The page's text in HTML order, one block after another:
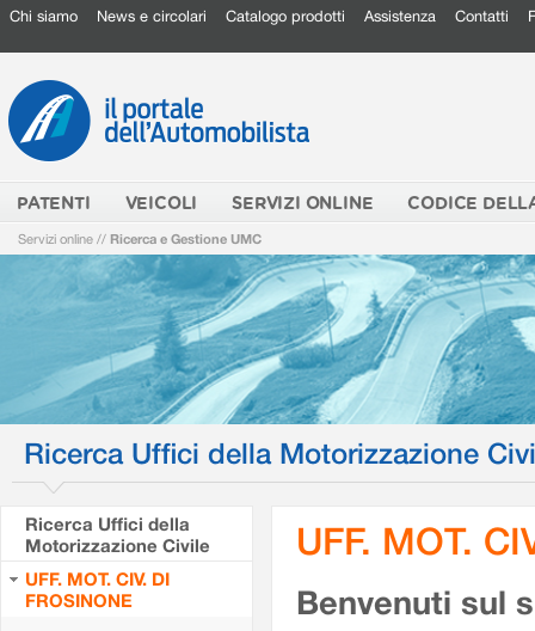
Chi siamo News e circolari Catalogo prodotti Assistenza Contatti
PATENTI VEICOLI SERVIZI ONLINE CODICE
Servizi online // Ricerca e Gestione UMC
Ricerca Uffici della Motorizzazione
Ricerca Uffici della
Motorizzazione Civile
UFF. MOT. CIV. DI
FROSINONE
UFF. MOT.
Benvenuti sul